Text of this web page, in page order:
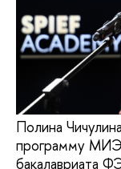
Полина
программу
бакалавриата